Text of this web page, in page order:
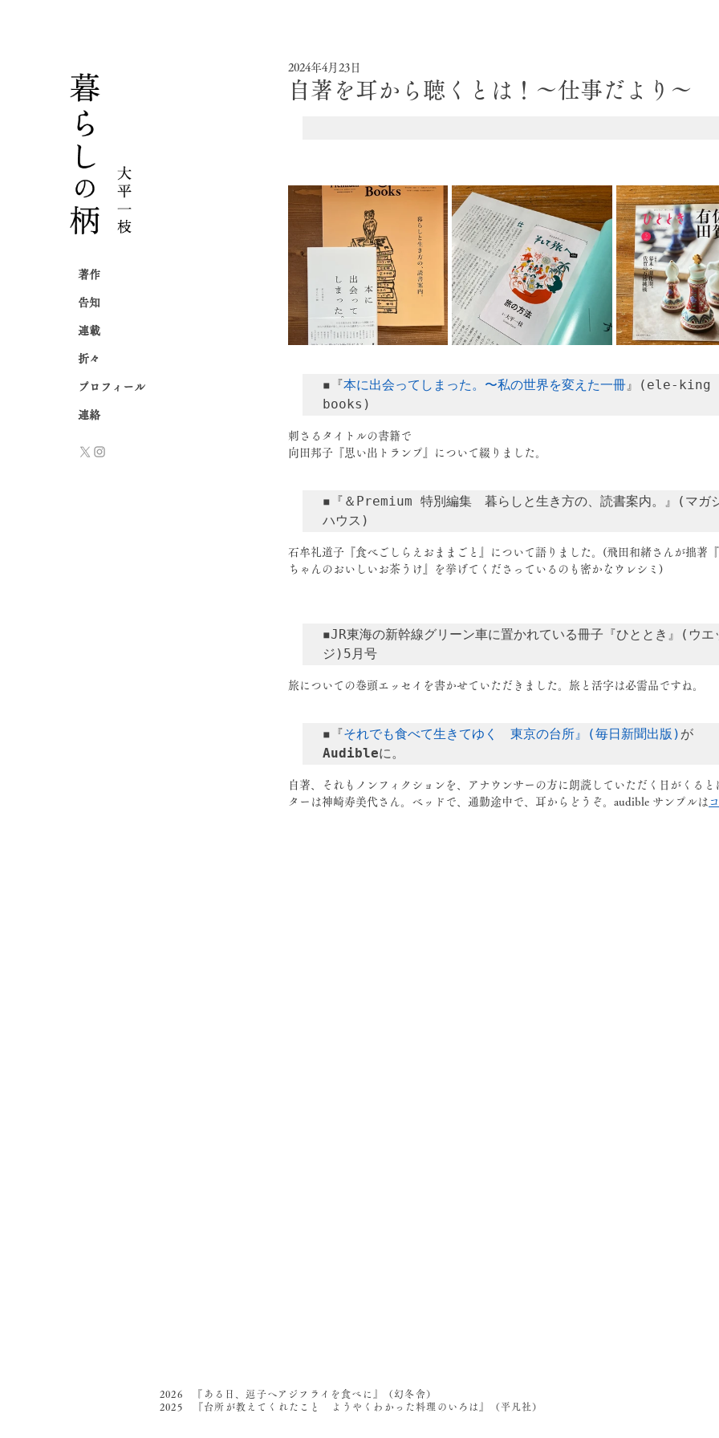
自著を耳から聴くとは！〜仕事だより〜
2024年4月23日
◾️『本に出会ってしまった。〜私の世界を変えた一冊』(ele-king
books)
刺さるタイトルの書籍で
向田邦子『思い出トランプ』について綴りました。
◾️『＆Premium 特別編集　暮らしと生き方の、読書案内。』(マガ
ハウス)
石牟礼道子『食べごしらえおままごと』について語りました。(飛田和緒さんが拙著
ちゃんのおいしいお茶うけ』を挙げてくださっているのも密かなウレシミ)
◾️JR東海の新幹線グリーン車に置かれている冊子『ひととき』(ウエ
ジ)5月号
旅についての巻頭エッセイを書かせていただきました。旅と活字は必需品ですね。
◾️『それでも食べて生きてゆく　東京の台所』(毎日新聞出版) が
Audibleに。
自著、それもノンフィクションを、アナウンサーの方に朗読していただく日がくると
ターは神崎寿美代さん。ベッドで、通勤途中で、耳からどうぞ。audible サンプルは
著作
告知
連載
折々
プロフィール
連絡
2026 『ある日、逗子へアジフライを食べに』（幻冬舎）
2025 『台所が教えてくれたこと ようやくわかった料理のいろは』（平凡社）